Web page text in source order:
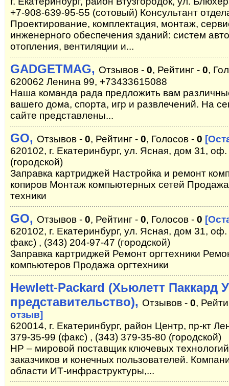
+7-908-639-95-55 (сотовый) Консультант
Проектирование, комплектация, монтаж,
инженерного обеспечения зданий: систем
отопления, вентиляции и...
GADGETMAG, Отзывов - 0, Рейтинг - 0,
620062 Ленина 99, +73433615088
Наша команда рада предложить вам
вашего дома, спорта, игр и развлечений. На
сайте представлены...
GO, Отзывов - 0, Рейтинг - 0, Голосов - 0
620102, г. Екатеринбург, ул. Ясная, дом 31,
(городской)
Заправка картриджей Настройка и ремонт
копиров Монтаж компьютерных сетей
техники
GO, Отзывов - 0, Рейтинг - 0, Голосов - 0
620102, г. Екатеринбург, ул. Ясная, дом 31,
факс) , (343) 204-97-47 (городской)
Заправка картриджей Ремонт оргтехники
компьютеров Продажа оргтехники
Hewlett-Packard (Хьюлетт Паккард
представительство), Отзывов - 0,
отзыв]
620014, г. Екатеринбург, район Центр, пр-кт
379-35-99 (факс) , (343) 379-35-80 (городской)
HP – мировой поставщик ключевых
заказчиков и конечных пользователей.
области ИТ-инфраструктуры,...